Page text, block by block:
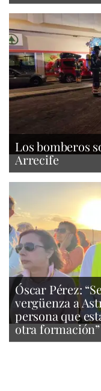
Los bomberos
Arrecife
Óscar Pérez:
vergüenza a
persona que
otra formación”